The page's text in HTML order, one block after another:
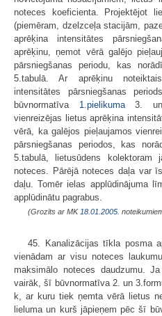
noteces koeficienta. Projektējot
(piemēram, dzelzceļa stacijām,
aprēķina intensitātes
aprēķinu, ņemot vērā galējo
pārsniegšanas periodu, kas
5.tabulā. Ar aprēķinu
intensitātes pārsniegšanas
būvnormatīva 1.pielikuma3. un
vienreizējas lietus aprēķina
vērā, ka galējos pieļaujamos
pārsniegšanas periodos, kas
5.tabulā, lietusūdens
noteces. Pārējā noteces daļa var
daļu. Tomēr ielas applūdinājuma
applūdinātu pagrabus.
(Grozīts ar MK 18.01.2005.
45. Kanalizācijas tīkla posma
vienādam ar visu noteces
maksimālo noteces daudzumu.
vairāk, šī būvnormatīva 2. un
k, ar kuru tiek ņemta vērā lietus
lieluma un kurš jāpieņem pēc šī